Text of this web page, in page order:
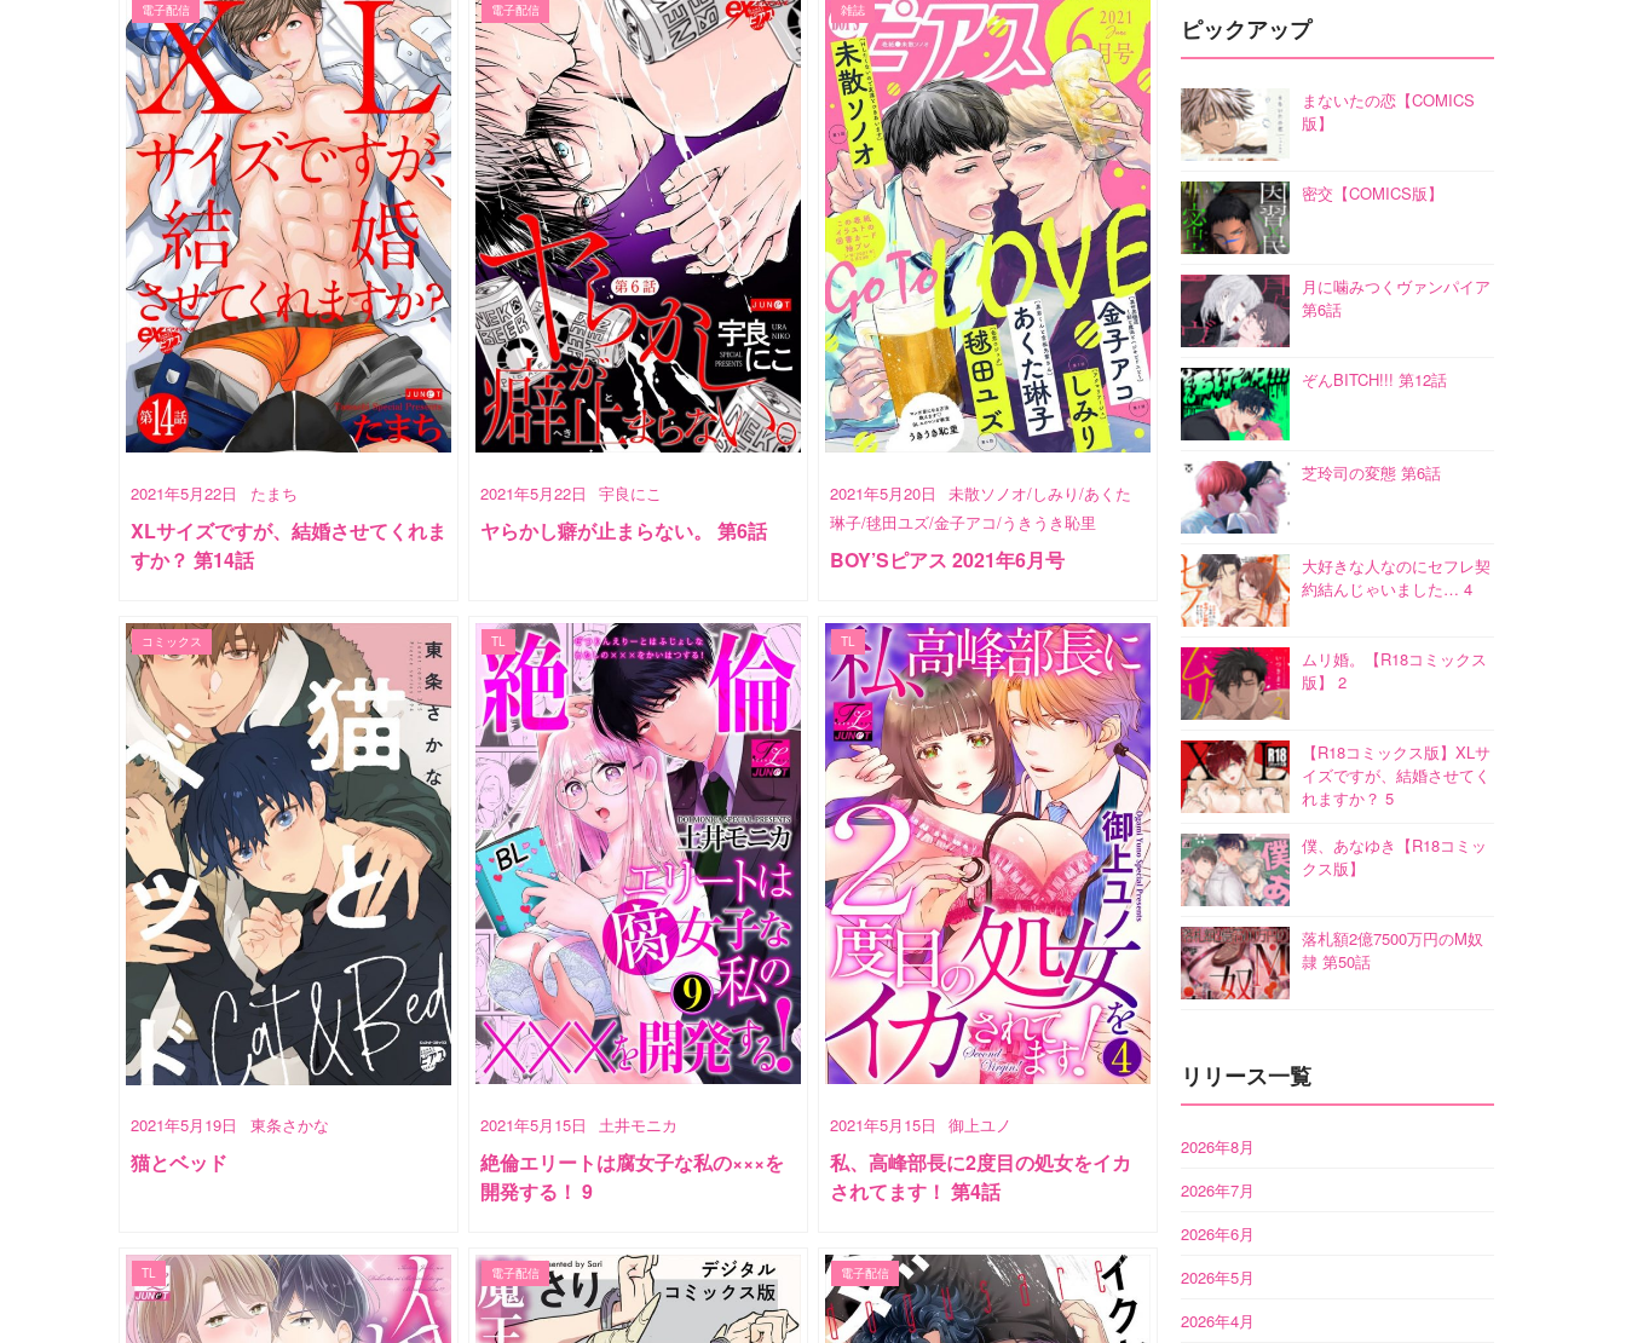
2021年5月22日 たまち
電子配信
XLサイズですが、結婚させてくれま
すか？ 第14話
2021年5月22日 宇良にこ
電子配信
ヤらかし癖が止まらない。 第6話
2021年5月20日
未散ソノオ/しみり/あくた
琳子/毬田ユズ/金子アコ/うきうき恥里
雑誌
BOY’Sピアス 2021年6月号
2021年5月19日 東条さかな
コミックス
猫とベッド
2021年5月15日 土井モニカ
TL
絶倫エリートは腐女子な私の×××を
開発する！ 9
2021年5月15日 御上ユノ
TL
私、高峰部長に2度目の処女をイカ
されてます！ 第4話
TL 電子配信 電子配信
ピックアップ
まないたの恋【COMICS
版】
密交【COMICS版】
月に噛みつくヴァンパイア
第6話
ぞんBITCH!!! 第12話
芝玲司の変態 第6話
大好きな人なのにセフレ契
約結んじゃいました… 4
ムリ婚。【R18コミックス
版】 2
【R18コミックス版】XLサ
イズですが、結婚させてく
れますか？ 5
僕、あなゆき【R18コミッ
クス版】
落札額2億7500万円のM奴
隷 第50話
リリース一覧
2026年8月
2026年7月
2026年6月
2026年5月
2026年4月